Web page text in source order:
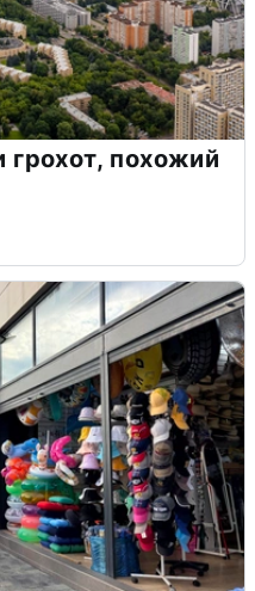
похожий